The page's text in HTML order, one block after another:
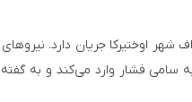
اوختیرکا جریان دارد.
فشار وارد می‌کند و به گفته